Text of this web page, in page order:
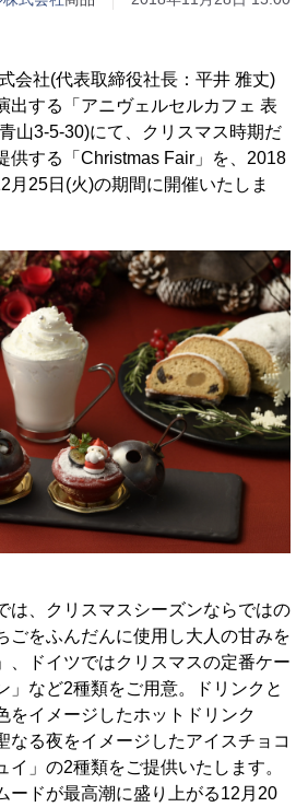
会社(代表取締役社長：平井 雅丈)
出する「アニヴェルセルカフェ 表
山3-5-30)にて、クリスマス時期だ
供する「Christmas Fair」を、2018
月25日(火)の期間に開催いたしま
、クリスマスシーズンならではの
ごをふんだんに使用し大人の甘みを
、ドイツではクリスマスの定番ケー
」など2種類をご用意。ドリンクと
をイメージしたホットドリンク
なる夜をイメージしたアイスチョコ
イ」の2種類をご提供いたします。
ドが最高潮に盛り上がる12月20